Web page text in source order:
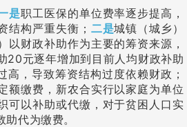
是职工医保的单位费率逐步提高，
结构严重失衡； 二是城镇（城乡）
以财政补助作为主要的筹资来源，
20元逐年增加到目前人均财政补助
，导致筹资结构过度依赖财政；
额缴费，新农合实行以家庭为单位
可以补助或代缴，对于贫困人口实
代为缴费。